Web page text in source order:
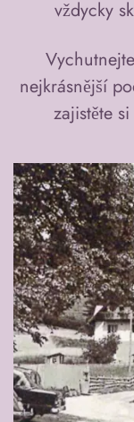
vždycky
nejkrásnější
zajistěte